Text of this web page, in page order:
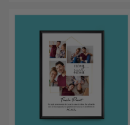
jókedvet hoz!